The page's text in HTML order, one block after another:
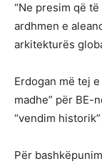
“Ne presim që
ardhmen e
arkitekturës
Erdogan më tej
madhe” për BE-
“vendim
Për